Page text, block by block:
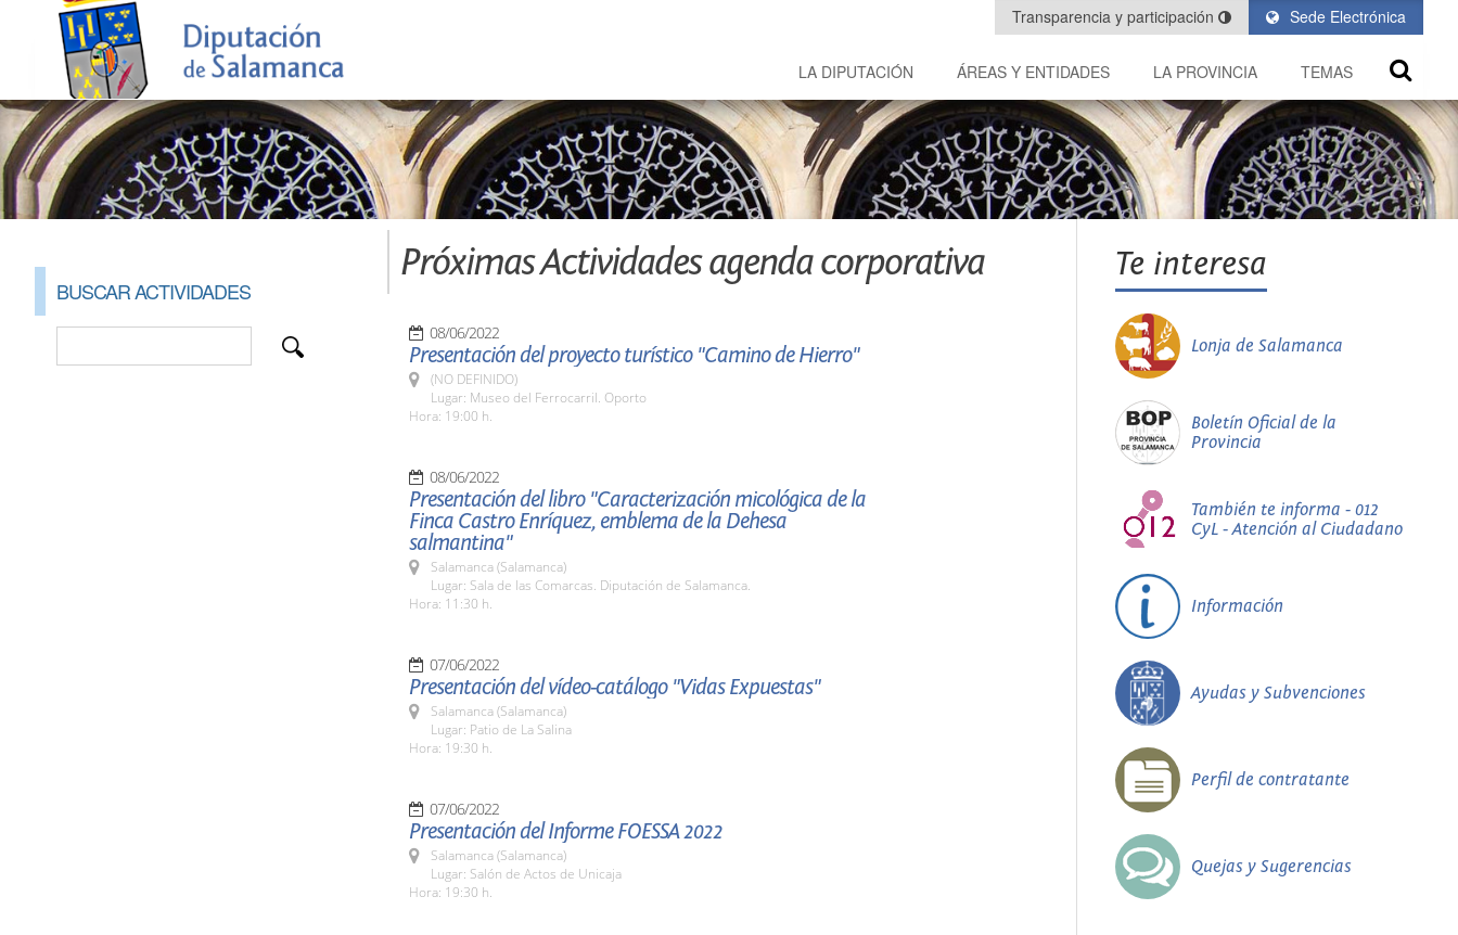
Sede Electrónica
Transparencia y participación
LA DIPUTACIÓN ÁREAS Y ENTIDADES LA PROVINCIA TEMAS
BUSCAR ACTIVIDADES
Próximas Actividades agenda corporativa
08/06/2022
Presentación del proyecto turístico "Camino de Hierro"
(NO DEFINIDO)
Lugar: Museo del Ferrocarril. Oporto
Hora: 19:00 h.
08/06/2022
Presentación del libro "Caracterización micológica de la
Finca Castro Enríquez, emblema de la Dehesa
salmantina"
Salamanca (Salamanca)
Lugar: Sala de las Comarcas. Diputación de Salamanca.
Hora: 11:30 h.
07/06/2022
Presentación del vídeo-catálogo "Vidas Expuestas"
Salamanca (Salamanca)
Lugar: Patio de La Salina
Hora: 19:30 h.
07/06/2022
Presentación del Informe FOESSA 2022
Salamanca (Salamanca)
Lugar: Salón de Actos de Unicaja
Hora: 19:30 h.
Te interesa
Lonja de Salamanca
Boletín Oficial de la
Provincia
También te informa - 012
CyL - Atención al Ciudadano
Información
Ayudas y Subvenciones
Perfil de contratante
Quejas y Sugerencias